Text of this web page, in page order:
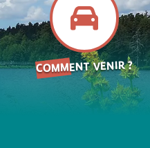
COMMENT VENIR ?